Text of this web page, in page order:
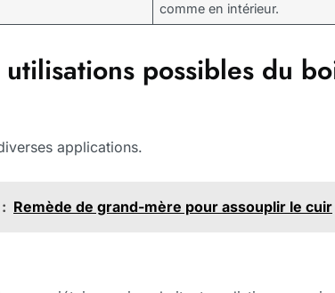
comme en intérieur.
possibles du
applications.
Remède de grand-mère pour assouplir le cuir